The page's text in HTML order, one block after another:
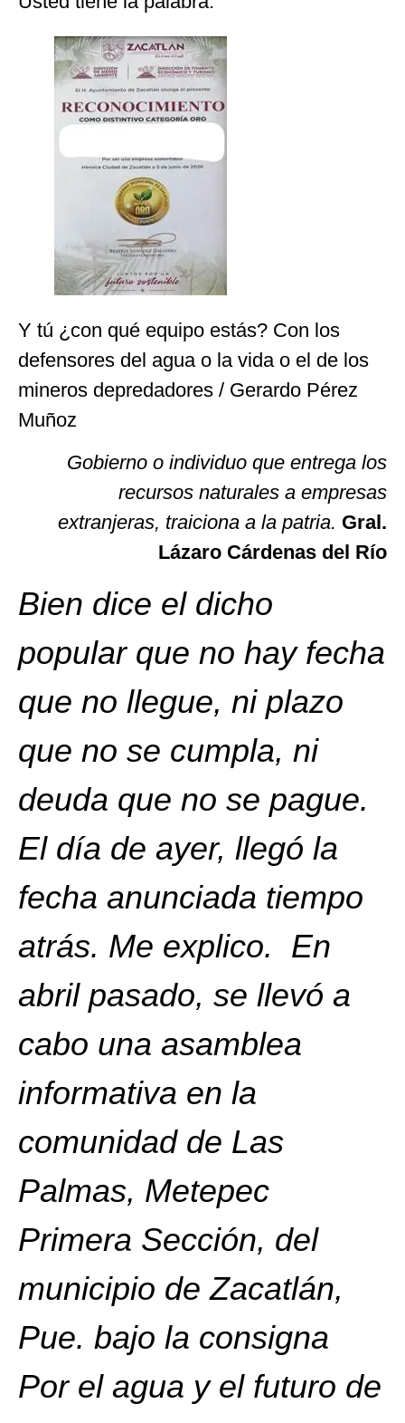
Y tú ¿con qué equipo estás? Con los
defensores del agua o la vida o el de los
mineros depredadores / Gerardo Pérez
Muñoz
Gobierno o individuo que entrega los
recursos naturales a empresas
extranjeras, traiciona a la patria. Gral.
Lázaro Cárdenas del Río
Bien dice el dicho
popular que no hay fecha
que no llegue, ni plazo
que no se cumpla, ni
deuda que no se pague.
El día de ayer, llegó la
fecha anunciada tiempo
atrás. Me explico. En
abril pasado, se llevó a
cabo una asamblea
informativa en la
comunidad de Las
Palmas, Metepec
Primera Sección, del
municipio de Zacatlán,
Pue. bajo la consigna
Por el agua y el futuro de